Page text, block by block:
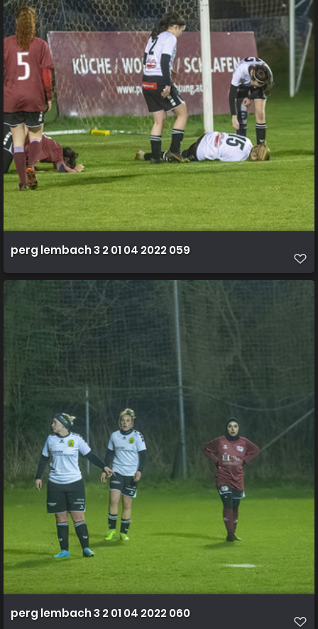
perg lembach 3 2 01 04 2022 059
perg lembach 3 2 01 04 2022 060